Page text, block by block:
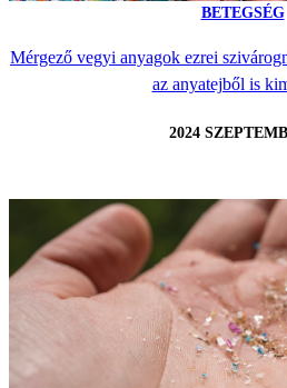
BETEGSÉG
Mérgező vegyi anyagok ezrei
az anyatejből is
2024